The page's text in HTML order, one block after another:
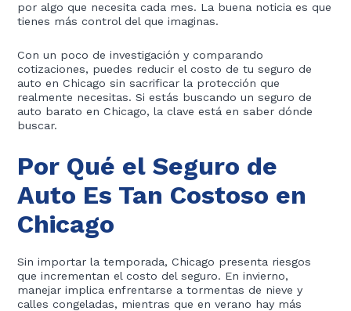
por algo que necesita cada mes. La buena noticia es que
tienes más control del que imaginas.
Con un poco de investigación y comparando
cotizaciones, puedes reducir el costo de tu seguro de
auto en Chicago sin sacrificar la protección que
realmente necesitas. Si estás buscando un seguro de
auto barato en Chicago, la clave está en saber dónde
buscar.
Por Qué el Seguro de
Auto Es Tan Costoso en
Chicago
Sin importar la temporada, Chicago presenta riesgos
que incrementan el costo del seguro. En invierno,
manejar implica enfrentarse a tormentas de nieve y
calles congeladas, mientras que en verano hay más